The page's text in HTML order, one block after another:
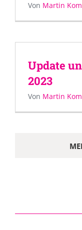
Von Martin
Update
2023
Von Martin